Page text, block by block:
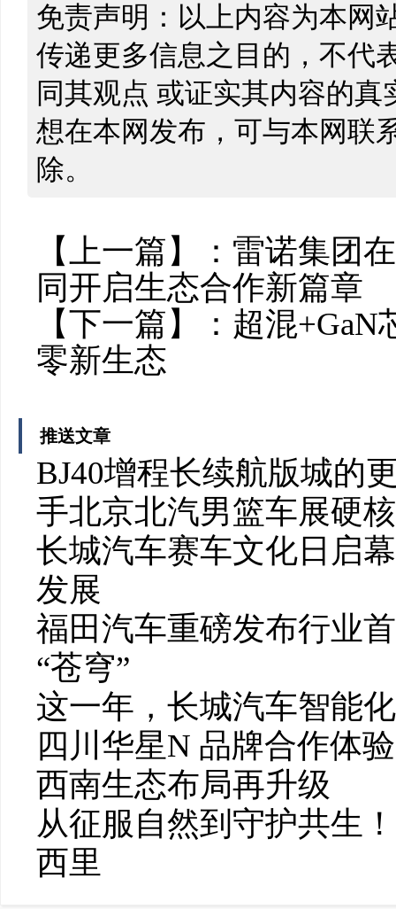
免责声明：以上内容为本网
传递更多信息之目的，不代
同其观点 或证实其内容的
想在本网发布，可与本网联
除。
【上一篇】： 雷诺集团
同开启生态合作新篇章
【下一篇】： 超混+GaN
零新生态
推送文章
BJ40增程长续航版城的
手北京北汽男篮车展硬
长城汽车赛车文化日启
发展
福田汽车重磅发布行业
“苍穹”
这一年，长城汽车智能
四川华星N 品牌合作体
西南生态布局再升级
从征服自然到守护共生
西里